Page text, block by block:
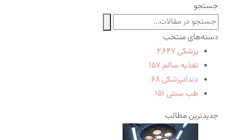
جستجو
دسته‌های منتخب
پزشکی ۲,۶۴۷
تغذیه سالم ۱۵۷
دندانپزشکی ۶۸
طب سنتی ۱۵۱
جدیدترین مطالب